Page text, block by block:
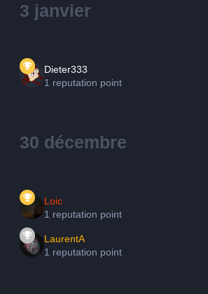
3 janvier
Dieter333
1 reputation point
30 décembre
Loic
1 reputation point
LaurentA
1 reputation point